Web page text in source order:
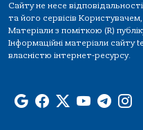
Сайту не несе
та його сервісів
Матеріали з поміткою (R)
Інформаційні матеріали сайту
власністю інтернет-ресурсу.